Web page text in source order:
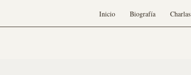
Inicio Biografía Charlas